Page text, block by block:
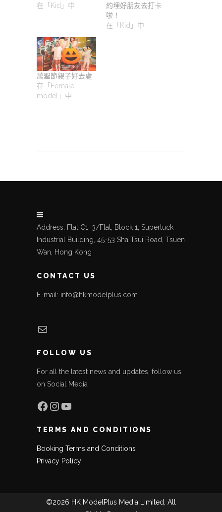
在「Kid」中
約埋好朋友去打卡
啦！
在「Kid」中
萬聖節親子好去處
在「Female
model」中
Address: Flat C1, 3/Flat, Block 1, Superluck
Industrial Building, 45-53 Sha Tsui Road, Tsuen
Wan, Hong Kong
CONTACT US
E-mail: info@hkmodelplus.com
Mail
FOLLOW US
For all the latest news and updates, follow us
on Social Media
Facebook
Instagram
YouTube
TERMS AND CONDITIONS
Booking Terms and Conditions
Privacy Policy
©2026 HK ModelPlus Media Limited, All